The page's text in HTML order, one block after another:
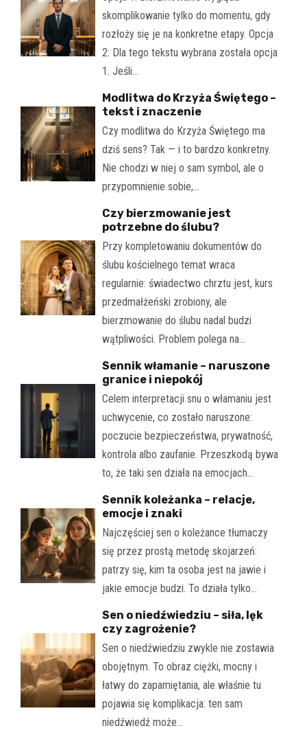
skomplikowanie tylko do momentu, gdy
rozłoży się je na konkretne etapy. Opcja
2: Dla tego tekstu wybrana została opcja
1. Jeśli…
Modlitwa do Krzyża Świętego –
tekst i znaczenie
Czy modlitwa do Krzyża Świętego ma
dziś sens? Tak — i to bardzo konkretny.
Nie chodzi w niej o sam symbol, ale o
przypomnienie sobie,…
Czy bierzmowanie jest
potrzebne do ślubu?
Przy kompletowaniu dokumentów do
ślubu kościelnego temat wraca
regularnie: świadectwo chrztu jest, kurs
przedmałżeński zrobiony, ale
bierzmowanie do ślubu nadal budzi
wątpliwości. Problem polega na…
Sennik włamanie – naruszone
granice i niepokój
Celem interpretacji snu o włamaniu jest
uchwycenie, co zostało naruszone:
poczucie bezpieczeństwa, prywatność,
kontrola albo zaufanie. Przeszkodą bywa
to, że taki sen działa na emocjach…
Sennik koleżanka – relacje,
emocje i znaki
Najczęściej sen o koleżance tłumaczy
się przez prostą metodę skojarzeń:
patrzy się, kim ta osoba jest na jawie i
jakie emocje budzi. To działa tylko…
Sen o niedźwiedziu – siła, lęk
czy zagrożenie?
Sen o niedźwiedziu zwykle nie zostawia
obojętnym. To obraz ciężki, mocny i
łatwy do zapamiętania, ale właśnie tu
pojawia się komplikacja: ten sam
niedźwiedź może…